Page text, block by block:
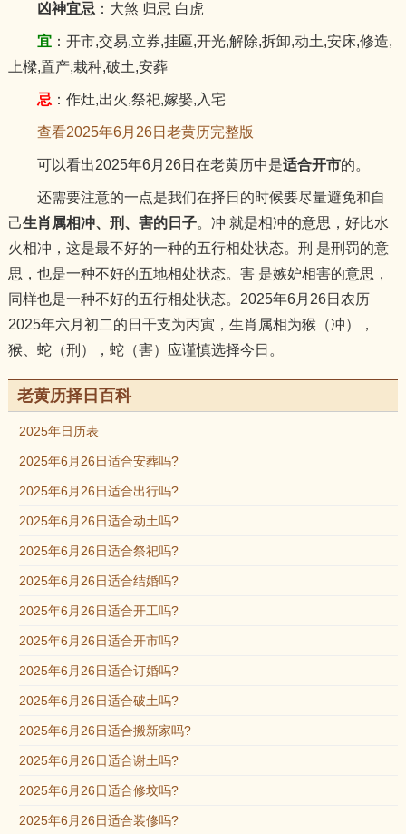
凶神宜忌 ：大煞 归忌 白虎
宜：开市,交易,立券,挂匾,开光,解除,拆卸,动土,安床,修造,
上樑,置产,栽种,破土,安葬
忌 ：作灶,出火,祭祀,嫁娶,入宅
查看2025年6月26日老黄历完整版
可以看出2025年6月26日在老黄历中是适合开市的。
还需要注意的一点是我们在择日的时候要尽量避免和自
己生肖属相冲、刑、害的日子。冲 就是相冲的意思，好比水
火相冲，这是最不好的一种的五行相处状态。刑 是刑罚的意
思，也是一种不好的五地相处状态。害 是嫉妒相害的意思，
同样也是一种不好的五行相处状态。2025年6月26日农历
2025年六月初二的日干支为丙寅，生肖属相为猴（冲），
猴、蛇（刑），蛇（害）应谨慎选择今日。
老黄历择日百科
2025年日历表
2025年6月26日适合安葬吗?
2025年6月26日适合出行吗?
2025年6月26日适合动土吗?
2025年6月26日适合祭祀吗?
2025年6月26日适合结婚吗?
2025年6月26日适合开工吗?
2025年6月26日适合开市吗?
2025年6月26日适合订婚吗?
2025年6月26日适合破土吗?
2025年6月26日适合搬新家吗?
2025年6月26日适合谢土吗?
2025年6月26日适合修坟吗?
2025年6月26日适合装修吗?